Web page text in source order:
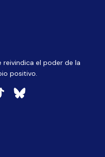
reivindica el poder de la
positivo.